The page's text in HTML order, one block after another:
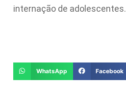
internação de adolescentes.
WhatsApp Facebook